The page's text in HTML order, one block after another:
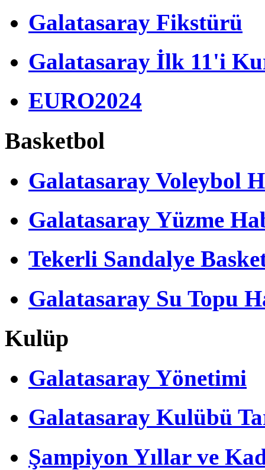
Galatasaray Fikstürü
Galatasaray İlk 11'i
EURO2024
Basketbol
Galatasaray Voleybol
Galatasaray Yüzme
Tekerli Sandalye
Galatasaray Su Topu
Kulüp
Galatasaray Yönetimi
Galatasaray Kulübü
Şampiyon Yıllar ve